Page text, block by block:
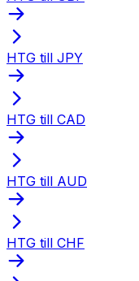
HTG till JPY
HTG till CAD
HTG till AUD
HTG till CHF